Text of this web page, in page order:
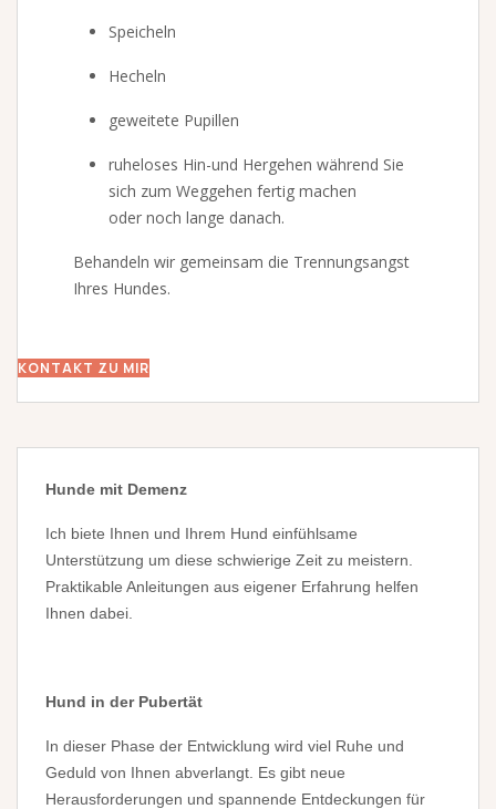
Speicheln
Hecheln
geweitete Pupillen
ruheloses Hin-und Hergehen während Sie
sich zum Weggehen fertig machen
oder noch lange danach.
Behandeln wir gemeinsam die Trennungsangst
Ihres Hundes.
KONTAKT ZU MIR
Hunde mit Demenz
Ich biete Ihnen und Ihrem Hund einfühlsame
Unterstützung um diese schwierige Zeit zu meistern.
Praktikable Anleitungen aus eigener Erfahrung helfen
Ihnen dabei.
Hund in der Pubertät
In dieser Phase der Entwicklung wird viel Ruhe und
Geduld von Ihnen abverlangt. Es gibt neue
Herausforderungen und spannende Entdeckungen für